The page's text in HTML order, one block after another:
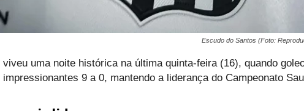
Escudo do Santos (Foto:
uma noite histórica na última quinta-feira (16), quando
impressionantes 9 a 0, mantendo a liderança do Campeonato